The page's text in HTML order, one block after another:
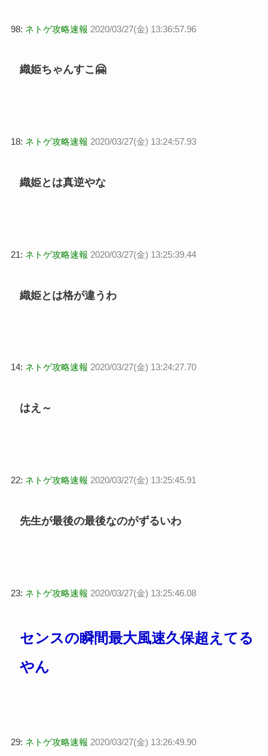
98: ネトゲ攻略速報 2020/03/27(金) 13:36:57.96
織姫ちゃんすこ🤗
18: ネトゲ攻略速報 2020/03/27(金) 13:24:57.93
織姫とは真逆やな
21: ネトゲ攻略速報 2020/03/27(金) 13:25:39.44
織姫とは格が違うわ
14: ネトゲ攻略速報 2020/03/27(金) 13:24:27.70
はえ～
22: ネトゲ攻略速報 2020/03/27(金) 13:25:45.91
先生が最後の最後なのがずるいわ
23: ネトゲ攻略速報 2020/03/27(金) 13:25:46.08
センスの瞬間最大風速久保超えてる
やん
29: ネトゲ攻略速報 2020/03/27(金) 13:26:49.90